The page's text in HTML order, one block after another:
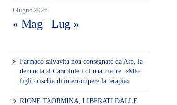
Giugno 2026
« Mag Lug »
Farmaco salvavita non consegnato da Asp, la
denuncia ai Carabinieri di una madre: «Mio
figlio rischia di interrompere la terapia»
RIONE TAORMINA, LIBERATI DALLE